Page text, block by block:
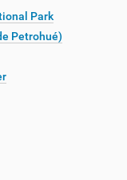
Park
Petrohué)